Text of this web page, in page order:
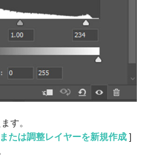
す。
たは調整レイヤーを新規作成]